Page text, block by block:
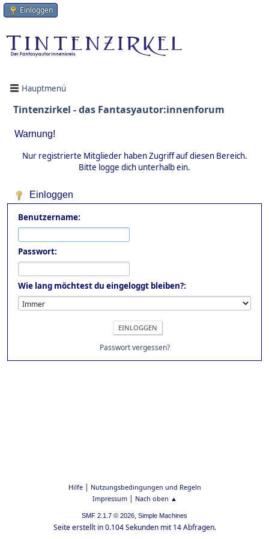
Einloggen
Hauptmenü
Tintenzirkel - das Fantasyautor:innenforum
Warnung!
Nur registrierte Mitglieder haben Zugriff auf diesen Bereich.
Bitte logge dich unterhalb ein.
Einloggen
Benutzername:
Passwort:
Wie lang möchtest du eingeloggt bleiben?:
Passwort vergessen?
Hilfe| Nutzungsbedingungen und Regeln
Impressum| Nach oben ▲
SMF 2.1.7 © 2026, Simple Machines
Seite erstellt in 0.104 Sekunden mit 14 Abfragen.